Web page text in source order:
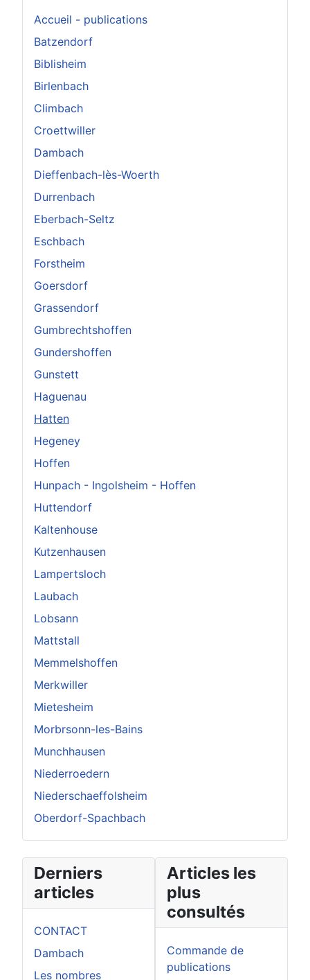
Accueil - publications
Batzendorf
Biblisheim
Birlenbach
Climbach
Croettwiller
Dambach
Dieffenbach-lès-Woerth
Durrenbach
Eberbach-Seltz
Eschbach
Forstheim
Goersdorf
Grassendorf
Gumbrechtshoffen
Gundershoffen
Gunstett
Haguenau
Hatten
Hegeney
Hoffen
Hunpach - Ingolsheim - Hoffen
Huttendorf
Kaltenhouse
Kutzenhausen
Lampertsloch
Laubach
Lobsann
Mattstall
Memmelshoffen
Merkwiller
Mietesheim
Morbrsonn-les-Bains
Munchhausen
Niederroedern
Niederschaeffolsheim
Oberdorf-Spachbach
Derniers
articles
CONTACT
Dambach
Les nombres
Articles les
plus
consultés
Commande de
publications